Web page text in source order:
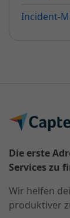
Incident-
Die erste
Services zu
Wir helfen
produktiver